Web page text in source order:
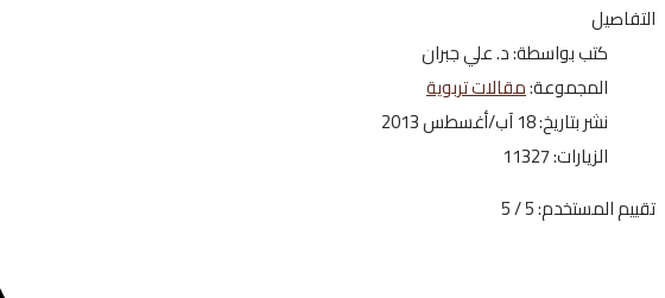
التفاصيل
كتب بواسطة:د. علي جبران
المجموعة:مقالات تربوية
نشر بتاريخ: 18 آب/أغسطس 2013
الزيارات: 11327
تقييم المستخدم:5
/
5